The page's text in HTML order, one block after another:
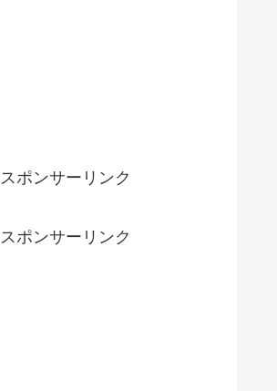
スポンサーリンク
スポンサーリンク